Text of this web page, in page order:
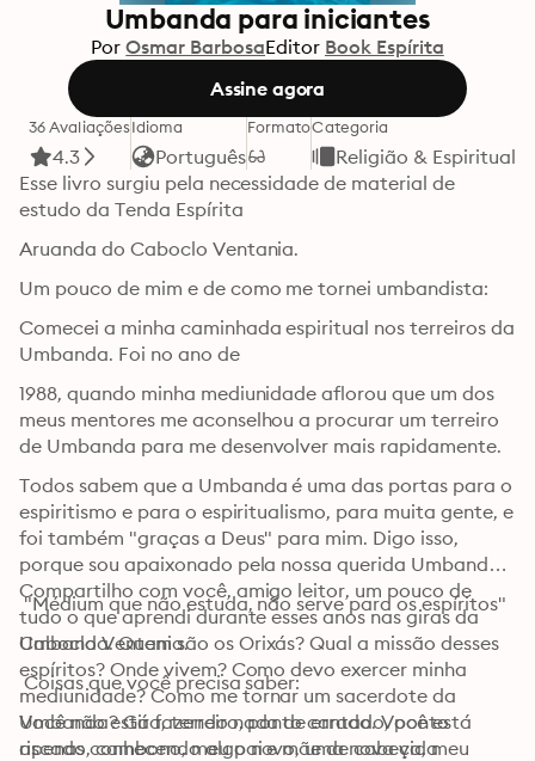
Umbanda para iniciantes
Por Osmar BarbosaEditor Book Espírita
Assine agora
36 Avaliações
4.3
Idioma
Português
FormatoCategoria
Religião &
Esse livro surgiu pela necessidade de material de
estudo da Tenda Espírita
Aruanda do Caboclo Ventania.
Um pouco de mim e de como me tornei umbandista:
Comecei a minha caminhada espiritual nos terreiros da
Umbanda. Foi no ano de
1988, quando minha mediunidade aflorou que um dos
meus mentores me aconselhou a procurar um terreiro
de Umbanda para me desenvolver mais rapidamente.
Todos sabem que a Umbanda é uma das portas para o
espiritismo e para o espiritualismo, para muita gente, e
foi também "graças a Deus" para mim. Digo isso,
porque sou apaixonado pela nossa querida Umbanda.
Compartilho com você, amigo leitor, um pouco de
tudo o que aprendi durante esses anos nas giras da
Umbanda. Quem são os Orixás? Qual a missão desses
espíritos? Onde vivem? Como devo exercer minha
mediunidade? Como me tornar um sacerdote da
Umbanda? Gira, terreiro, ponto cantado, ponto
riscado, cambono, meu pai e mãe de cabeça, meu
"Médium que não estuda, não serve para os espíritos"
Caboclo Ventania.
Coisas que você precisa saber:
Você não está fazendo nada de errado. Você está
apenas conhecendo algo novo, uma nova vida